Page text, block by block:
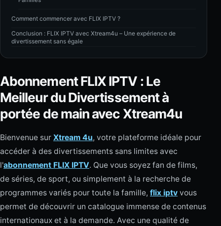
Comment commencer avec FLIX IPTV ?
Conclusion : FLIX IPTV avec Xtream4u – Une expérience de
divertissement sans égale
Abonnement FLIX IPTV : Le
Meilleur du Divertissement à
portée de main avec Xtream4u
Bienvenue sur Xtream 4u, votre plateforme idéale pour
accéder à des divertissements sans limites avec
l'abonnement FLIX IPTV. Que vous soyez fan de films,
de séries, de sport, ou simplement à la recherche de
programmes variés pour toute la famille, flix iptv vous
permet de découvrir un catalogue immense de contenus
internationaux et à la demande. Avec une qualité de